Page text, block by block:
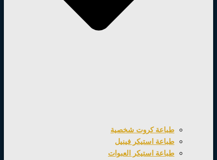
طباعة كروت شخصية
طباعة استيكر فينيل
طباعة استيكر العبوات